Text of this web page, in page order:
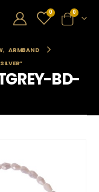
0 0
, ARMBAND
BD-